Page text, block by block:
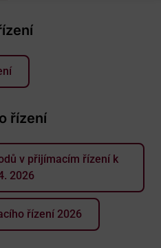
řízení
v přijímacím řízení k
2026
řízení 2026